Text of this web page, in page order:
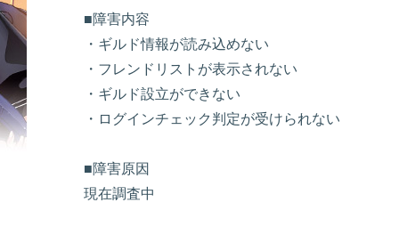
■障害内容
・ギルド情報が読み込めない
・フレンドリストが表示されない
・ギルド設立ができない
・ログインチェック判定が受けられない
■障害原因
現在調査中